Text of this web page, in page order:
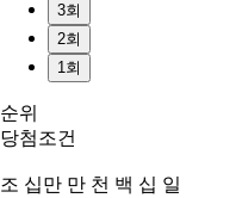
3회
2회
1회
순위
당첨조건
조 십만 만 천 백 십 일